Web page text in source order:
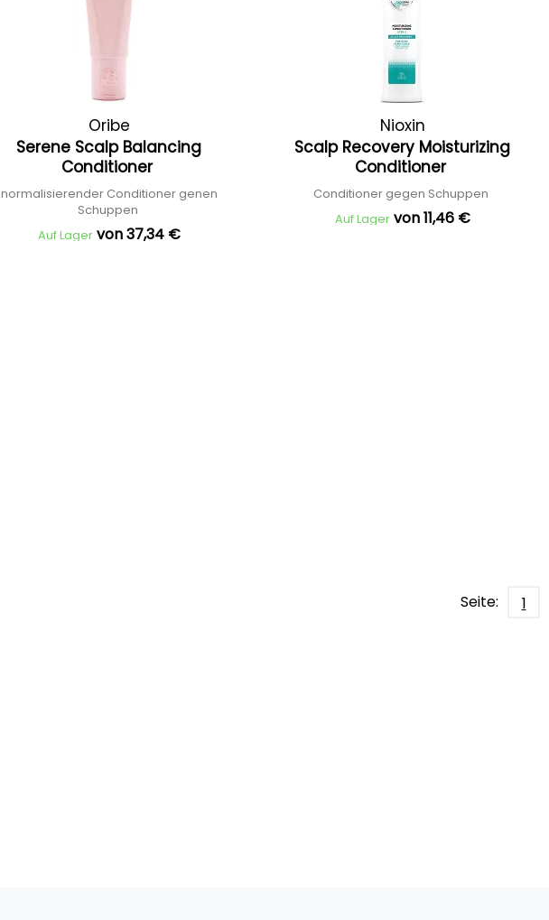
Oribe
Serene Scalp Balancing
Conditioner
normalisierender Conditioner genen
Schuppen
Auf Lager von 37,34 €
Nioxin
Scalp Recovery Moisturizing
Conditioner
Conditioner gegen Schuppen
Auf Lager von 11,46 €
Seite: 1